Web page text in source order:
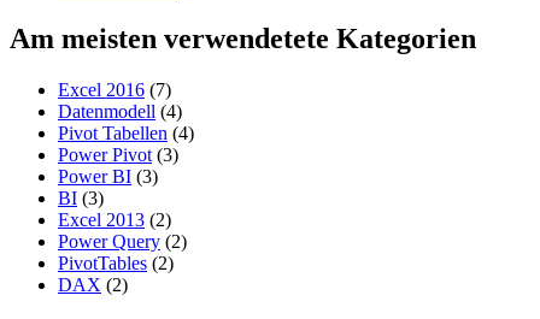
Am meisten verwendetete Kategorien
Excel 2016 (7)
Datenmodell (4)
Pivot Tabellen (4)
Power Pivot (3)
Power BI (3)
BI (3)
Excel 2013 (2)
Power Query (2)
PivotTables (2)
DAX (2)